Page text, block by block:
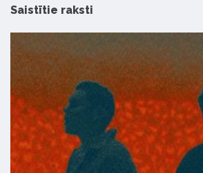
Saistītie raksti